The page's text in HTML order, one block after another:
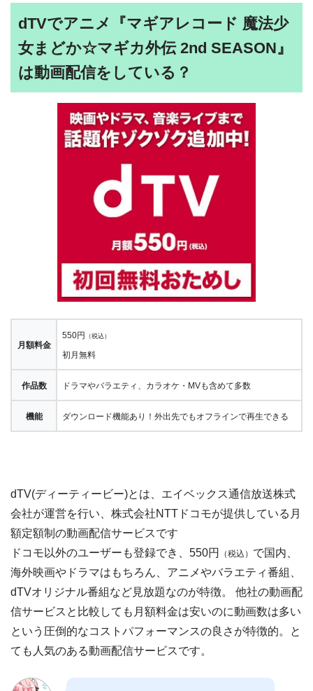
dTVでアニメ『マギアレコード 魔法少
女まどか☆マギカ外伝 2nd SEASON』
は動画配信をしている？
月額料金
550円 （税込）
初月無料
作品数 ドラマやバラエティ、カラオケ・MVも含めて多数
機能 ダウンロード機能あり！外出先でもオフラインで再生できる
dTV(ディーティービー)とは、エイベックス通信放送株式
会社が運営を行い、株式会社NTTドコモが提供している月
額定額制の動画配信サービスです
ドコモ以外のユーザーも登録でき、550円
（税込） で国内、
海外映画やドラマはもちろん、アニメやバラエティ番組、
dTVオリジナル番組など見放題なのが特徴。 他社の動画配
信サービスと比較しても月額料金は安いのに動画数は多い
という圧倒的なコストパフォーマンスの良さが特徴的。と
ても人気のある動画配信サービスです。